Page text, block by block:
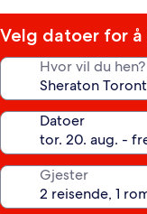
stjerner
Velg datoer for å
Hvor vil du hen?
Datoer
Gjester